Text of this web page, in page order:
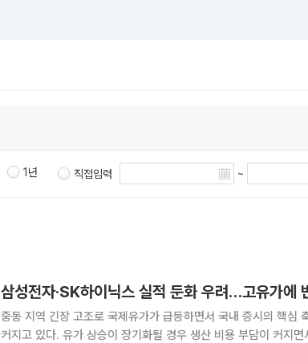
1년 직접입력 ~
삼성전자·SK하이닉스 실적 둔화 우려…고유가에
중동 지역 긴장 고조로 국제유가가 급등하면서 국내 증시의 핵심
커지고 있다. 유가 상승이 장기화될 경우 생산 비용 부담이 커지